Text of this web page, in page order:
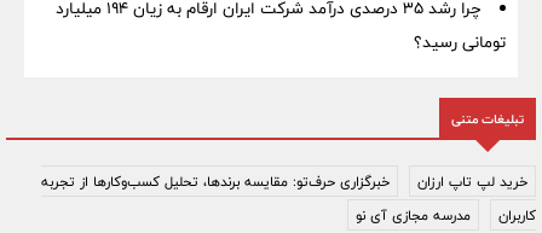
چرا رشد ۳۵ درصدی درآمد شرکت ایران ارقام به زیان ۱۹۴ میلیارد
تومانی رسید؟
تبلیغات متنی
خرید لپ تاپ ارزان
خبرگزاری حرف‌تو: مقایسه برندها، تحلیل کسب‌وکارها از تجربه
کاربران
مدرسه مجازی آی نو